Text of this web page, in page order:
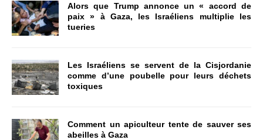
Alors que Trump annonce un « accord de
paix » à Gaza, les Israéliens multiplie les
tueries
Les Israéliens se servent de la Cisjordanie
comme d’une poubelle pour leurs déchets
toxiques
Comment un apiculteur tente de sauver ses
abeilles à Gaza